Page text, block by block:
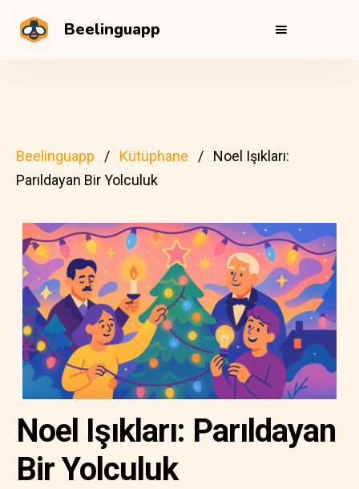
Beelinguapp
Beelinguapp Kütüphane
Noel Işıkları:
Parıldayan Bir Yolculuk
Noel Işıkları: Parıldayan
Bir Yolculuk